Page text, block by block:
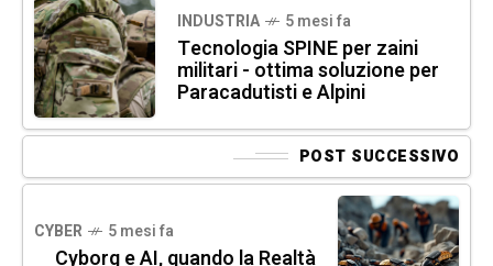
INDUSTRIA 5 mesi fa
Tecnologia SPINE per zaini
militari - ottima soluzione per
Paracadutisti e Alpini
POST SUCCESSIVO
CYBER 5 mesi fa
Cyborg e AI, quando la Realtà